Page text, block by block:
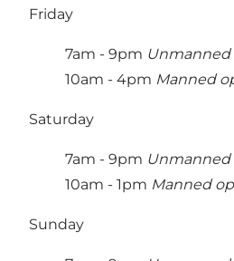
Friday
7am - 9pm
10am - 4pm Manned
Saturday
7am - 9pm
10am - 1pm Manned
Sunday